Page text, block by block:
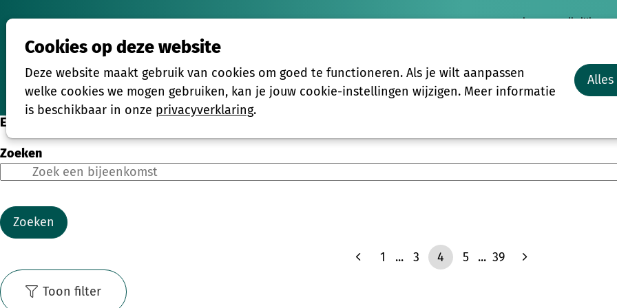
Cookies op deze website
Deze website maakt gebruik van cookies om goed te functioneren. Als je wilt aanpassen
welke cookies we mogen gebruiken, kan je jouw cookie-instellingen wijzigen. Meer informatie
is beschikbaar in onze privacyverklaring.
Home
Activiteiten Vrijwilligers Groepen Meer Start-to-
Nieuws
Eenmalige activiteiten
Zoeken
Zoeken
1 ... 3 4 5 ... 39
Toon filter